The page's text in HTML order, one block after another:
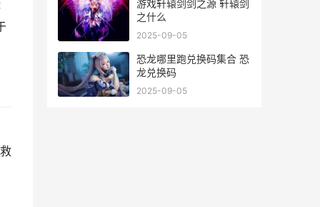
游戏轩辕剑剑之源 轩辕剑
之什么
2025-09-05
恐龙哪里跑兑换码集合 恐
龙兑换码
2025-09-05